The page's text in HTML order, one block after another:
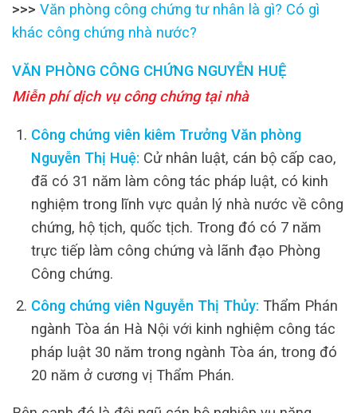
>>> Văn phòng công chứng tư nhân là gì? Có gì
khác công chứng nhà nước?
VĂN PHÒNG CÔNG CHỨNG NGUYỄN HUỆ
Miễn phí dịch vụ công chứng tại nhà
Công chứng viên kiêm Trưởng Văn phòng
Nguyễn Thị Huệ: Cử nhân luật, cán bộ cấp cao,
đã có 31 năm làm công tác pháp luật, có kinh
nghiệm trong lĩnh vực quản lý nhà nước về công
chứng, hộ tịch, quốc tịch. Trong đó có 7 năm
trực tiếp làm công chứng và lãnh đạo Phòng
Công chứng.
Công chứng viên Nguyễn Thị Thủy: Thẩm Phán
ngành Tòa án Hà Nội với kinh nghiệm công tác
pháp luật 30 năm trong ngành Tòa án, trong đó
20 năm ở cương vị Thẩm Phán.